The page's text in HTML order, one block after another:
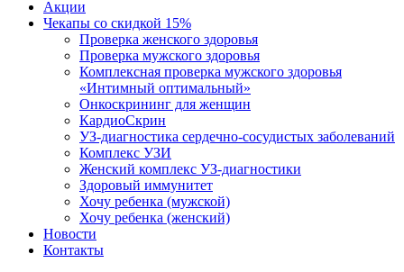
Акции
Чекапы со скидкой 15%
Проверка женского здоровья
Проверка мужского здоровья
Комплексная проверка мужского здоровья
«Интимный оптимальный»
Онкоcкрининг для женщин
КардиоСкрин
УЗ-диагностика сердечно-сосудистых заболеваний
Комплекс УЗИ
Женский комплекс УЗ-диагностики
Здоровый иммунитет
Хочу ребенка (мужской)
Хочу ребенка (женский)
Новости
Контакты